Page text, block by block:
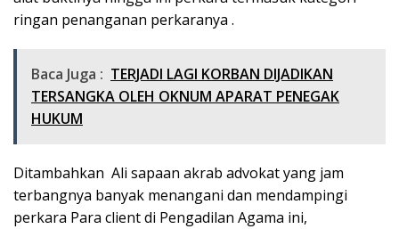
ringan penanganan perkaranya .
Baca Juga : TERJADI LAGI KORBAN DIJADIKAN
TERSANGKA OLEH OKNUM APARAT PENEGAK
HUKUM
Ditambahkan Ali sapaan akrab advokat yang jam
terbangnya banyak menangani dan mendampingi
perkara Para client di Pengadilan Agama ini,